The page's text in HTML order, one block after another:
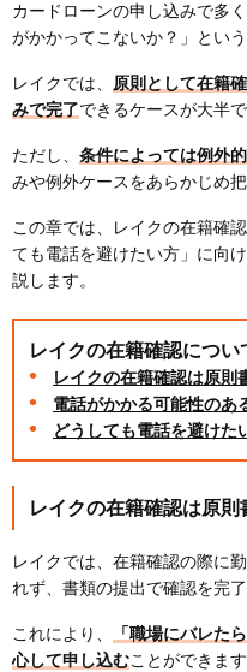
カードローンの申し込みで多
がかかってこないか？」という
レイクでは、 原則として在籍
みで完了できるケースが大半で
ただし、 条件によっては例外
みや例外ケースをあらかじめ
この章では、レイクの在籍確
ても電話を避けたい方」に向
説します。
レイクの在籍確認につい
レイクの在籍確認は原則
電話がかかる可能性のあ
どうしても電話を避けた
レイクの在籍確認は原則
レイクでは、在籍確認の際に
れず、書類の提出で確認を完
これにより、
「職場にバレた
心して申し込むことができます